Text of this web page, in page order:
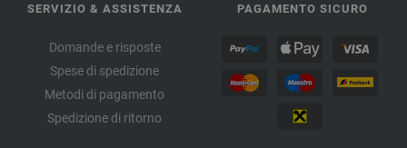
SERVIZIO & ASSISTENZA
Domande e risposte
Spese di spedizione
Metodi di pagamento
Spedizione di ritorno
PAGAMENTO SICURO